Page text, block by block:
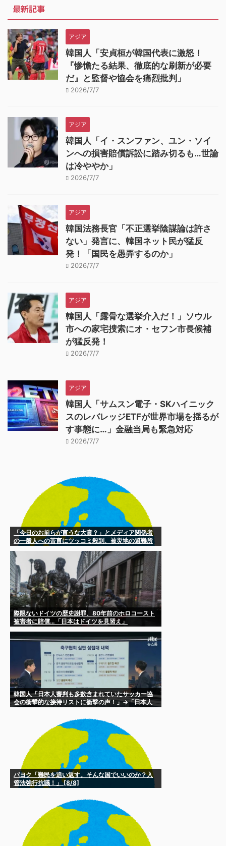
最新記事
アジア
韓国人「安貞桓が韓国代表に激怒！
『惨憺たる結果、徹底的な刷新が必要
だ』と監督や協会を痛烈批判」
2026/7/7
アジア
韓国人「イ・スンファン、ユン・ソイ
ンへの損害賠償訴訟に踏み切るも…世論
は冷ややか」
2026/7/7
アジア
韓国法務長官「不正選挙陰謀論は許さ
ない」発言に、韓国ネット民が猛反
発！「国民を愚弄するのか」
2026/7/7
アジア
韓国人「露骨な選挙介入だ！」ソウル
市への家宅捜索にオ・セフン市長候補
が猛反発！
2026/7/7
アジア
韓国人「サムスン電子・SKハイニック
スのレバレッジETFが世界市場を揺るが
す事態に…」金融当局も緊急対応
2026/7/7
「今日のお前らが言うな大賞？」とメディア関係者
の一般人への苦言にツッコミ殺到、被災地の避難所
際限ないドイツの歴史謝罪、80年前のホロコースト
被害者に賠償…「日本はドイツを見習え」
韓国人「日本人審判も多数含まれていたサッカー協
会の衝撃的な接待リストに衝撃の声！」→「日本人
パヨク「難民を追い返す。そんな国でいいのか？入
管法強行抗議！」 [8/8]